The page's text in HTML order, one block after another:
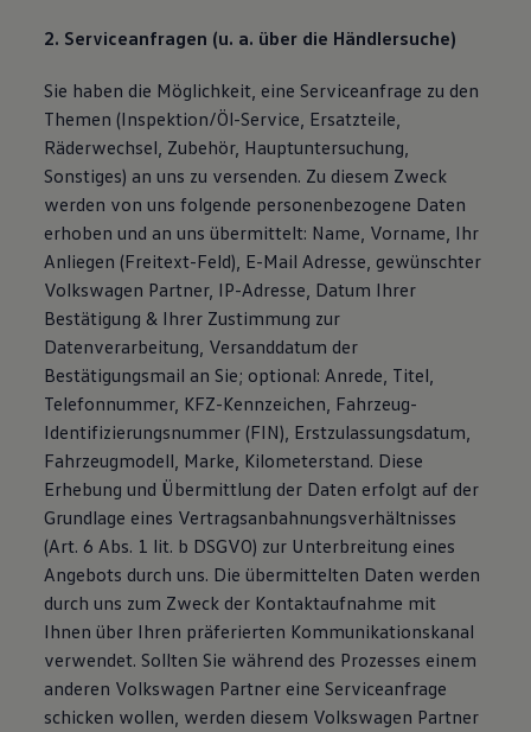
2. Serviceanfragen (u. a. über die Händlersuche)
Sie haben die Möglichkeit, eine Serviceanfrage zu den
Themen (Inspektion/Öl-Service, Ersatzteile,
Räderwechsel, Zubehör, Hauptuntersuchung,
Sonstiges) an uns zu versenden. Zu diesem Zweck
werden von uns folgende personenbezogene Daten
erhoben und an uns übermittelt: Name, Vorname, Ihr
Anliegen (Freitext-Feld), E-Mail Adresse, gewünschter
Volkswagen Partner, IP-Adresse, Datum Ihrer
Bestätigung & Ihrer Zustimmung zur
Datenverarbeitung, Versanddatum der
Bestätigungsmail an Sie; optional: Anrede, Titel,
Telefonnummer, KFZ-Kennzeichen, Fahrzeug-
Identifizierungsnummer (FIN), Erstzulassungsdatum,
Fahrzeugmodell, Marke, Kilometerstand. Diese
Erhebung und Übermittlung der Daten erfolgt auf der
Grundlage eines Vertragsanbahnungsverhältnisses
(Art. 6 Abs. 1 lit. b DSGVO) zur Unterbreitung eines
Angebots durch uns. Die übermittelten Daten werden
durch uns zum Zweck der Kontaktaufnahme mit
Ihnen über Ihren präferierten Kommunikationskanal
verwendet. Sollten Sie während des Prozesses einem
anderen Volkswagen Partner eine Serviceanfrage
schicken wollen, werden diesem Volkswagen Partner